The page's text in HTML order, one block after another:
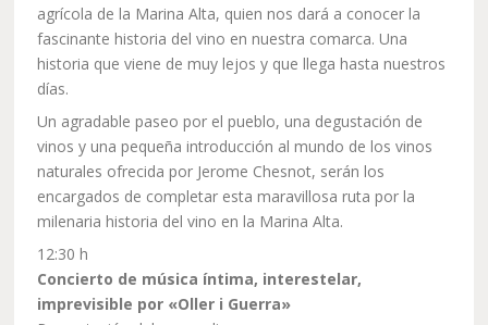
agrícola de la Marina Alta, quien nos dará a conocer la
fascinante historia del vino en nuestra comarca. Una
historia que viene de muy lejos y que llega hasta nuestros
días.
Un agradable paseo por el pueblo, una degustación de
vinos y una pequeña introducción al mundo de los vinos
naturales ofrecida por Jerome Chesnot, serán los
encargados de completar esta maravillosa ruta por la
milenaria historia del vino en la Marina Alta.
12:30 h
Concierto de música íntima, interestelar,
imprevisible por «Oller i Guerra»